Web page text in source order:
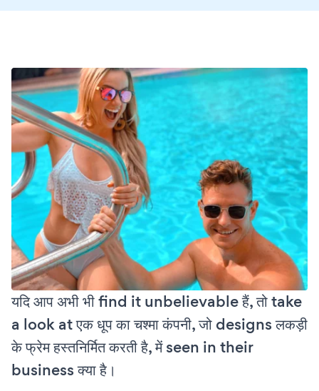
यदि आप अभी भी find it unbelievable हैं, तो take
a look at एक धूप का चश्मा कंपनी, जो designs लकड़ी
के फ्रेम हस्तनिर्मित करती है, में seen in their
business क्या है।